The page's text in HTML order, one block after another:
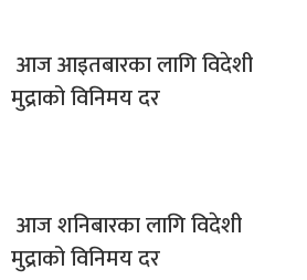
आज आइतबारका लागि विदेशी
मुद्राको विनिमय दर
आज शनिबारका लागि विदेशी
मुद्राको विनिमय दर